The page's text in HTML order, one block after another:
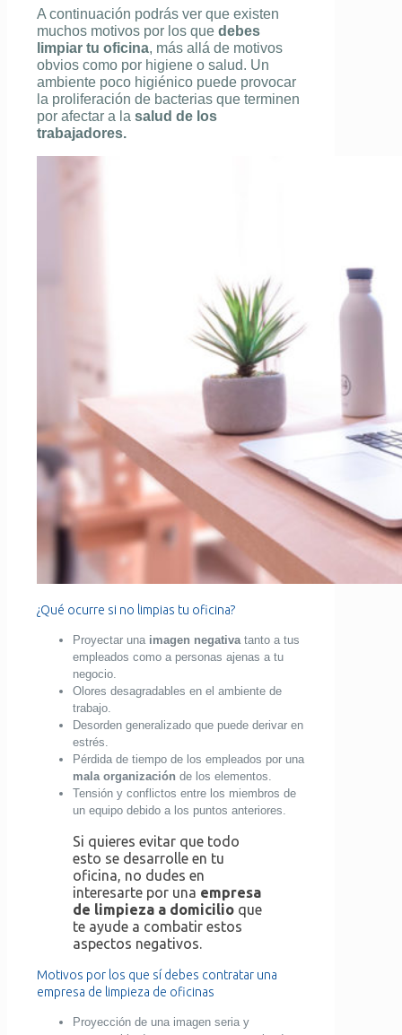
A continuación podrás ver que existen
muchos motivos por los que debes
limpiar tu oficina, más allá de motivos
obvios como por higiene o salud. Un
ambiente poco higiénico puede provocar
la proliferación de bacterias que terminen
por afectar a la salud de los
trabajadores.
¿Qué ocurre si no limpias tu oficina?
Proyectar una imagen negativatanto a tus
empleados como a personas ajenas a tu
negocio.
Olores desagradables en el ambiente de
trabajo.
Desorden generalizado que puede derivar en
estrés.
Pérdida de tiempo de los empleados por una
mala organización de los elementos.
Tensión y conflictos entre los miembros de
un equipo debido a los puntos anteriores.
Si quieres evitar que todo
esto se desarrolle en tu
oficina, no dudes en
interesarte por una empresa
de limpieza a domicilio que
te ayude a combatir estos
aspectos negativos.
Motivos por los que sí debes contratar una
empresa de limpieza de oficinas
Proyección de una imagen seria y